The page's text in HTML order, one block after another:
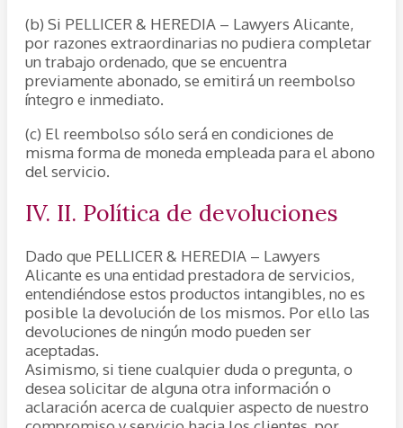
(b) Si PELLICER & HEREDIA – Lawyers Alicante,
por razones extraordinarias no pudiera completar
un trabajo ordenado, que se encuentra
previamente abonado, se emitirá un reembolso
íntegro e inmediato.
(c) El reembolso sólo será en condiciones de
misma forma de moneda empleada para el abono
del servicio.
IV. II. Política de devoluciones
Dado que PELLICER & HEREDIA – Lawyers
Alicante es una entidad prestadora de servicios,
entendiéndose estos productos intangibles, no es
posible la devolución de los mismos. Por ello las
devoluciones de ningún modo pueden ser
aceptadas.
Asimismo, si tiene cualquier duda o pregunta, o
desea solicitar de alguna otra información o
aclaración acerca de cualquier aspecto de nuestro